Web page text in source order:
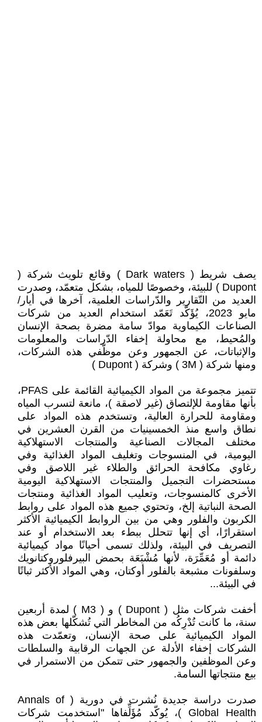
يصف شريط ( Dark waters ) وقائع تلويث شركة (
Dupont ) للبيئة، وخصوصًا للمياه، بشكل متعمّد، وصدرت
العديد من التّقارير والدّراسات العلمية، آخرها في أيار/
مايو 2023، يُؤَكّد تَعَمّد استخدام العديد من شركات
الصناعات الكيماوية موادّ سامة مضرة بصحة الإنسان
والمُحيط، مع محاولة إخفاء الدّراسات والمعلومات
والإثباتات، عن الجمهور وعن موظّفي هذه الشركات،
ومنها شركة ( 3M ) وشركة ( Dupont )
تتميز مجموعة من المواد الكيميائية القائمة على PFAS،
بأنها مقاومة للإلتصاق (غير لاصقة )، مانعة لتسرب المياه
ومقاومة للحرارة العالية، وتستخدم هذه المواد على
نطاق واسع منذ الخمسينيات من القرن العشرين في
مختلف المجالات الصناعية والمنتجات الاستهلاكية
اليومية، في المنسوجات وتغليف المواد الغذائية وفي
رغاوي مكافحة الحرائق والطلاء غير اللاصق وفي
مستحضرات التجميل والمنتجات الاستهلاكية اليومية
الأخرى كالمنسوجات، وتعليب المواد الغذائية ومنتجات
الصحة النباتية إلخ، وتحتوي جميع هذه المواد على روابط
الكربون والفلور وهي من بين الروابط الكيميائية الأكثر
استقرارًا، أي إنها تتحلل ببطء بعد الاستخدام أو عند
التصريف في البيئة، ولذلك تسمى أحيانًا مواد كيميائية
دائمة أو مُعَمِّرَة، لأنها مُشْبَعَة بحمض البيرفلوروكتانويك
وسلفونات مشبعة بالفلور أوكتان، وهي المواد الأكثر ثباتًا
في البيئة...
أخفت شركات مثل ( Dupont ) و ( M3 ) لمدة أربعين
سنة، ما كانت تُدْرِكُه من المخاطر التي تُشكّلها بعض هذه
المواد الكيميائية على صحة الإنسان، وتعمّدت هذه
الشركات إخفاء الأدلة عن الجهات الرقابية والسلطات
وعن الموظفين والجمهور حتى تتمكن من الاستمرار في
بيع منتجاتها السامة.
صدرت دراسة جديدة نُشرت في دورية ( Annals of
Global Health )، يُوكّد مُؤَلِّفاها "استخدمت شركات